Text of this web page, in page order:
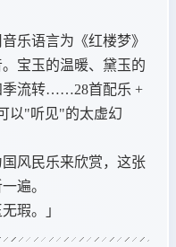
乐语言为《红楼梦》
宝玉的温暖、黛玉的
季流转……28首配乐 +
以"听见"的太虚幻
风民乐来欣赏，这张
遍。
瑕。」